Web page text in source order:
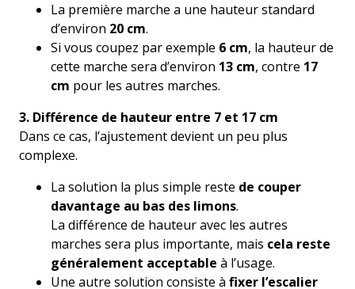
La première marche a une hauteur standard
d’environ 20 cm.
Si vous coupez par exemple 6 cm, la hauteur de
cette marche sera d’environ 13 cm, contre 17
cm pour les autres marches.
3. Différence de hauteur entre 7 et 17 cm
Dans ce cas, l’ajustement devient un peu plus
complexe.
La solution la plus simple reste de couper
davantage au bas des limons.
La différence de hauteur avec les autres
marches sera plus importante, mais cela reste
généralement acceptable à l’usage.
Une autre solution consiste à fixer l’escalier